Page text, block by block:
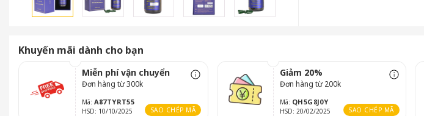
Khuyến mãi dành cho bạn
Miễn phí vận chuyển
Đơn hàng từ 300k
Mã: A87TYRT55
HSD: 10/10/2025 SAO CHÉP MÃ
Giảm 20%
Đơn hàng từ 200k
Mã: QH5G8J0Y
HSD: 20/02/2025 SAO CHÉP MÃ